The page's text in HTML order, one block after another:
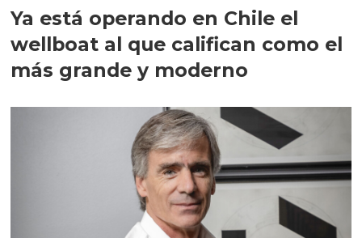
Ya está operando en Chile el
wellboat al que califican como el
más grande y moderno